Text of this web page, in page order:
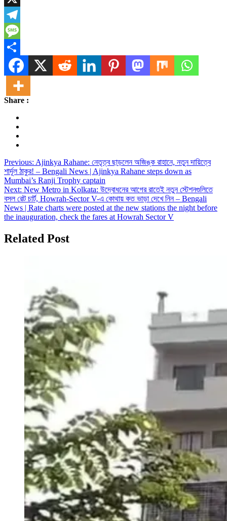
X
Telegram
Message
Share
Share :
Post
navigation
Previous: Ajinkya Rahane: নেতৃত্ব ছাড়লেন অজিঙ্ক রাহানে, নতুন দায়িত্বে
শার্দূল ঠাকুর! – Bengali News | Ajinkya Rahane steps down as
Mumbai’s Ranji Trophy captain
Next: New Metro in Kolkata: উদ্বোধনের আগের রাতেই নতুন স্টেশনগুলিতে
বসল রেট চার্ট, Howrah-Sector V-এ কোথায় কত ভাড়া দেখে নিন – Bengali
News | Rate charts were posted at the new stations the night before
the inauguration, check the fares at Howrah Sector V
Related Post